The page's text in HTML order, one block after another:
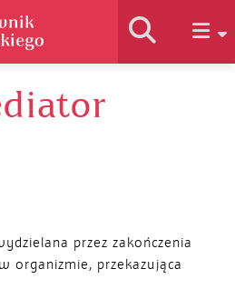
słownika
przez zakończenia
organizmie, przekazująca